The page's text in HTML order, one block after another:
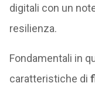
digitali con un
resilienza.
Fondamentali in
caratteristiche di